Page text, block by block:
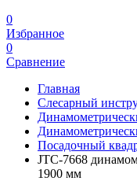
0
Избранное
0
Сравнение
Главная
Слесарный
Посадочный
JTC-7668
1900 мм